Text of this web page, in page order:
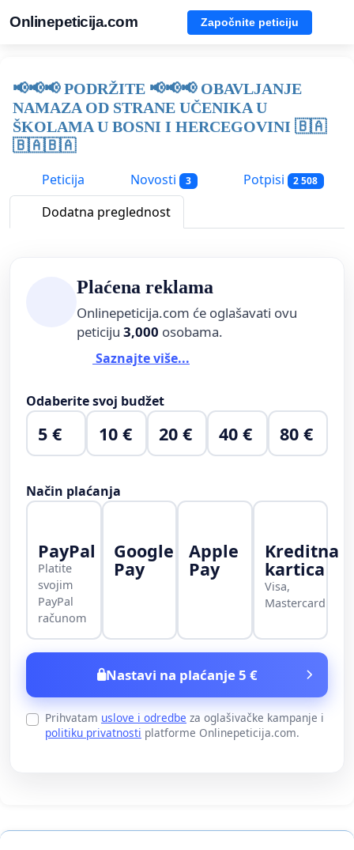
Onlinepeticija.com Započnite peticiju
📢📢📢 PODRŽITE 📢📢📢 OBAVLJANJE
NAMAZA OD STRANE UČENIKA U
ŠKOLAMA U BOSNI I HERCEGOVINI 🇧🇦
🇧🇦🇧🇦
Peticija
Novosti 3 Potpisi 2 508
Dodatna preglednost
Plaćena reklama
Onlinepeticija.com će oglašavati ovu
peticiju 3,000 osobama.
Saznajte više...
Odaberite svoj budžet
5 € 10 € 20 € 40 € 80 €
Način plaćanja
PayPal
Platite
svojim
PayPal
računom
Google
Pay
Apple
Pay
Kreditna
kartica
Visa,
Mastercard
Nastavi na plaćanje 5 €
Prihvatam uslove i odredbe za oglašivačke kampanje i
politiku privatnosti platforme Onlinepeticija.com.